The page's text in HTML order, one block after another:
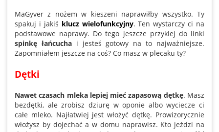
MaGyver z nożem w kieszeni naprawiłby wszystko. Ty
spakuj i jakiś klucz wielofunkcyjny. Ten wystarczy ci na
podstawowe naprawy. Do tego jeszcze przyklej do linki
spinkę łańcuchai jesteś gotowy na to najważniejsze.
Zapomniałem jeszcze na coś? Co masz w plecaku ty?
Dętki
Nawet czasach mleka lepiej mieć zapasową dętkę. Masz
bezdętki, ale zrobisz dziurę w oponie albo wyciecze ci
całe mleko. Najłatwiej jest włożyć dętkę. Prowizorycznie
włożysz by dojechać a w domu naprawisz. Kto jeździ na